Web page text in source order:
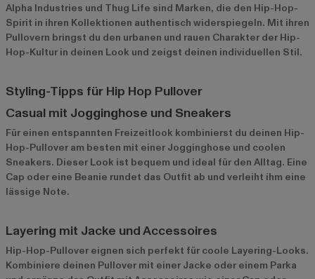
Alpha Industries und Thug Life sind Marken, die den Hip-Hop-
Spirit in ihren Kollektionen authentisch widerspiegeln. Mit ihren
Pullovern bringst du den urbanen und rauen Charakter der Hip-
Hop-Kultur in deinen Look und zeigst deinen individuellen Stil.
Styling-Tipps für Hip Hop Pullover
Casual mit Jogginghose und Sneakers
Für einen entspannten Freizeitlook kombinierst du deinen Hip-
Hop-Pullover am besten mit einer Jogginghose und coolen
Sneakers. Dieser Look ist bequem und ideal für den Alltag. Eine
Cap oder eine Beanie rundet das Outfit ab und verleiht ihm eine
lässige Note.
Layering mit Jacke und Accessoires
Hip-Hop-Pullover eignen sich perfekt für coole Layering-Looks.
Kombiniere deinen Pullover mit einer Jacke oder einem Parka